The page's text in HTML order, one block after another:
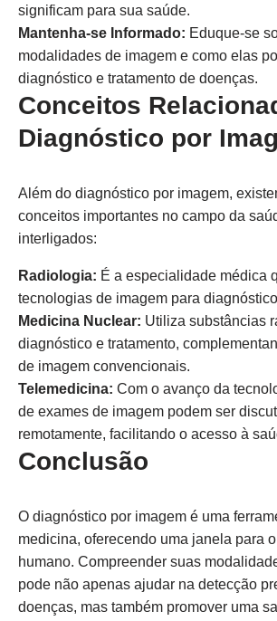
significam para sua saúde.
Mantenha-se Informado: Eduque-se
modalidades de imagem e como elas
diagnóstico e tratamento de doenças.
Conceitos
Diagnóstico por
Além do diagnóstico por imagem,
conceitos importantes no campo da
interligados:
Radiologia: É a especialidade médica
tecnologias de imagem para
Medicina Nuclear: Utiliza substâncias
diagnóstico e tratamento,
de imagem convencionais.
Telemedicina: Com o avanço da
de exames de imagem podem ser
remotamente, facilitando o acesso à
Conclusão
O diagnóstico por imagem é uma
medicina, oferecendo uma janela para
humano. Compreender suas
pode não apenas ajudar na detecção
doenças, mas também promover uma